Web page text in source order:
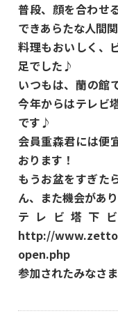
普段、顔を合わせ
できあらたな人間
料理もおいしく、
足でした♪
いつもは、蘭の館
今年からはテレビ
です♪
会員重森君には便
おります！
もうお盆をすぎた
ん、また機会があ
テレビ塔下
http://
open.php
参加されたみなさ